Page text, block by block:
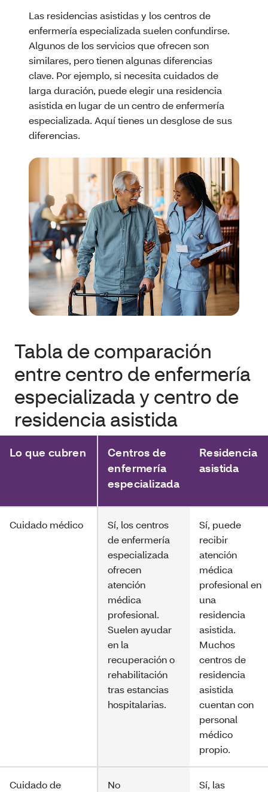
Las residencias asistidas y los centros de
enfermería especializada suelen confundirse.
Algunos de los servicios que ofrecen son
similares, pero tienen algunas diferencias
clave. Por ejemplo, si necesita cuidados de
larga duración, puede elegir una residencia
asistida en lugar de un centro de enfermería
especializada. Aquí tienes un desglose de sus
diferencias.
Tabla de comparación
entre centro de enfermería
especializada y centro de
residencia asistida
Lo que cubren
Centros de
enfermería
especializada
Residencia
asistida
Cuidado médico
Sí, los centros
de enfermería
especializada
ofrecen
atención
médica
profesional.
Suelen ayudar
en la
recuperación o
rehabilitación
tras estancias
hospitalarias.
Sí, puede
recibir
atención
médica
profesional en
una
residencia
asistida.
Muchos
centros de
residencia
asistida
cuentan con
personal
médico
propio.
Cuidado de
No
Sí, las